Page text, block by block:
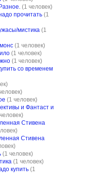
(1 человек)
прочитать (1
мистика (1
(1 человек)
(1 человек)
(1 человек)
со временем
(1 человек)
и Фантаст и
Стивена
Стивена
(1 человек)
(1 человек)
купить (1